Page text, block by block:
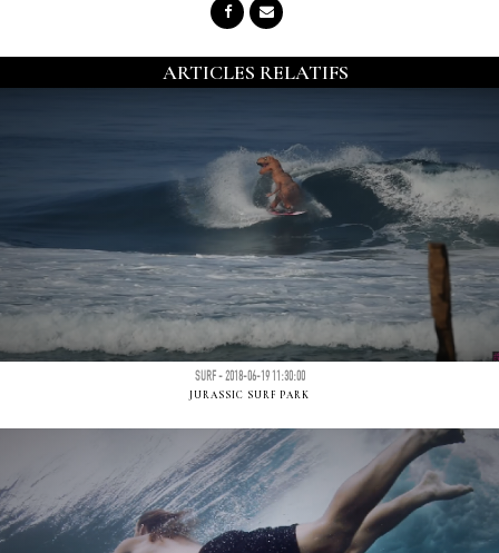
ARTICLES RELATIFS
SURF - 2018-06-19 11:30:00
JURASSIC SURF PARK